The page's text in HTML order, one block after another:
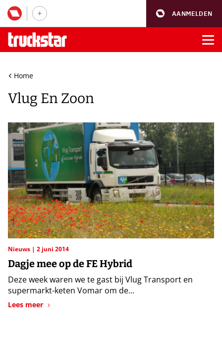
AANMELDEN
Home
Vlug En Zoon
Nieuws 2 juni 2014
Dagje mee op de FE Hybrid
Deze week waren we te gast bij Vlug Transport en
supermarkt-keten Vomar om de...
Lees meer